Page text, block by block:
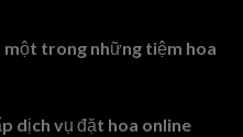
một trong những tiệm hoa
dịch vụ đặt hoa online